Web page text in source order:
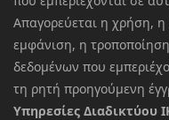
Απαγορεύεται η χρήση,
εμφάνιση, η
δεδομένων που
τη ρητή προηγούμενη
Υπηρεσίες Διαδικτύου